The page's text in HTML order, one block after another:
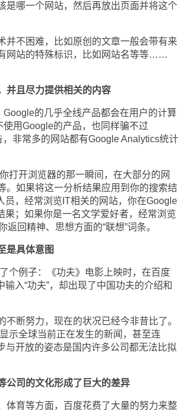
是哪一个网站，然后再放出页面并将这个
不困难，比如原创的文章一般会带有来
网站的特殊标识，比如网站名等等……
并且尽力提供相关的内容
的几乎全线产品都会在用户的计算
用Google的产品，也同样骗不过
非常多的网站都有Google Analytics统计
开浏览器的那一瞬间，在大部分的网
。如果将这一分析结果应用到你的搜索结
，经常浏览IT相关的网站，你在Google
果；如果你是一名文学爱好者，经常浏览
回精神、思想方面的“联想”词条。
是具体意图
例子：《功夫》电影上映时，在百度
入“功夫”，却出现了中国功夫的介绍和
断努力，现在的状况已经今非昔比了。
示全球当前正在发生的新闻，甚至连
与开放的姿态是国内许多公司都无法比拟
公司的文化形成了巨大的差异
育等方面，百度花费了大量的努力来整